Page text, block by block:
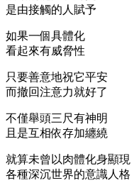
是由接觸的人賦予
如果一個具體化
看起來有威脅性
只要善意地祝它平安
而撤回注意力就好了
不僅舉頭三尺有神明
且是互相依存加纏繞
就算未曾以肉體化身顯現
各種深沉世界的意識人格